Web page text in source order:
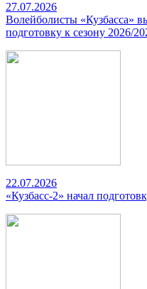
27.07.2026
Волейболисты «Кузбасса»
подготовку к сезону 2026/
22.07.2026
«Кузбасс-2» начал